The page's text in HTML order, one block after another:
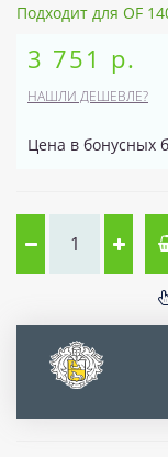
Подходит для OF
3 751 р.
НАШЛИ ДЕШЕВЛЕ?
Цена в бонусных